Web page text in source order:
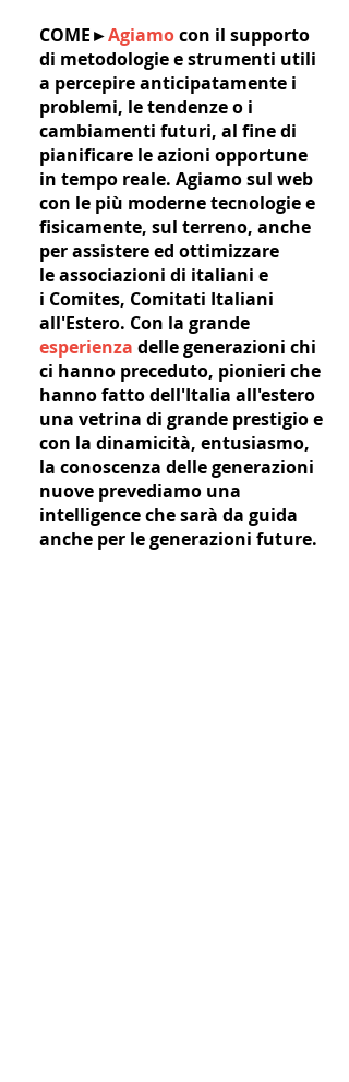
COME►Agiamocon il supporto
di metodologie e strumenti utili
a percepire anticipatamente i
problemi, le tendenze o i
cambiamenti futuri, al fine di
pianificare le azioni opportune
in tempo reale. Agiamo sul web
con le più moderne tecnologie e
fisicamente, sul terreno, anche
per assistere ed ottimizzare
le associazioni di italiani e
i Comites, Comitati Italiani
all'Estero. Con la grande
esperienza delle generazioni chi
ci hanno preceduto, pionieri che
hanno fatto dell'Italia all'estero
una vetrina di grande prestigio e
con la dinamicità, entusiasmo,
la conoscenza delle generazioni
nuove prevediamo una
intelligence che sarà da guida
anche per le generazioni future.